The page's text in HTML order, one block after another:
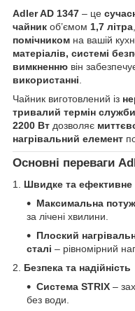
Adler AD 1347 – це
чайник об’ємом 1,7 літра
помічником на вашій
матеріалів, системі
вимкненню він
використанні
Чайник виготовлений із
тривалий термін служби
2200 Вт дозволяє
нагрівальний елемент
Основні переваги
1. Швидке та ефективне
Максимальна
за лічені хвилини.
Плоский
сталі – рівномірний
2. Безпека та надійність
Система STRIX –
без води.